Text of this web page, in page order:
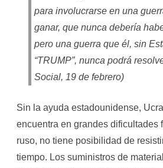
para involucrarse en una
ganar, que nunca debería
pero una guerra que él, sin
“TRUMP”, nunca podrá
Social, 19 de febrero)
Sin la ayuda estadounidense,
encuentra en grandes dificultades
ruso, no tiene posibilidad de
tiempo. Los suministros de